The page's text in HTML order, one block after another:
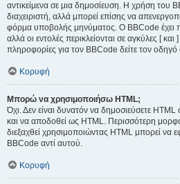
αντικείμενα σε μια δημοσίευση. Η χρήση του
διαχειριστή, αλλά μπορεί επίσης να
φόρμα υποβολής μηνύματος. Ο BBCode έχει
αλλά οι εντολές περικλείονται σε αγκύλες [ και
πληροφορίες για τον BBCode δείτε τον
Κορυφή
Μπορώ να χρησιμοποιήσω HTML;
Όχι. Δεν είναι δυνατόν να δημοσιεύσετε
και να αποδοθεί ως HTML. Περισσότερη
διεξαχθεί χρησιμοποιώντας HTML μπορεί να
BBCode αντί αυτού.
Κορυφή